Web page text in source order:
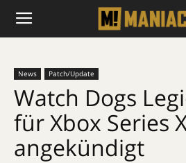
News Patch/Update
Watch Dogs
für Xbox Series
angekündigt